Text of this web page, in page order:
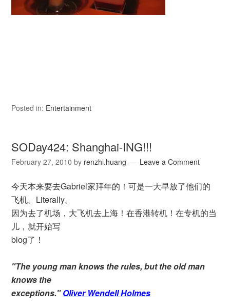
Posted in: Entertainment
SODay424: Shanghai-ING!!!
February 27, 2010 by renzhi.huang Leave a Comment
今天本来要去Gabriel家拜年的！可是一大早放了他们的
飞机。Literally。
因为去了机场，大飞机去上海！在香港转机！在专机的当
儿，就开始写
blog了！
"The young man knows the rules, but the old man
knows the
exceptions."Oliver Wendell Holmes